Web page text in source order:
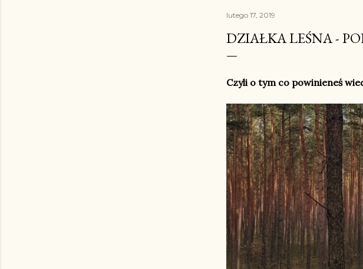
lutego 17, 2019
DZIAŁKA LEŚNA -
Czyli o tym co powinieneś